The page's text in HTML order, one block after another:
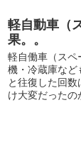
軽自動車（
果。。
軽自働車（スペ
機・冷蔵庫など
と往復した回
け大変だったの